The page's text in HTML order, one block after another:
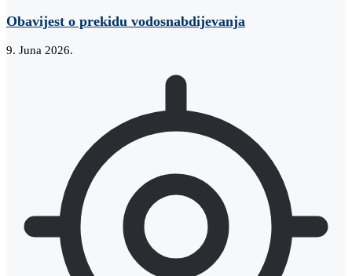
Obavijest o prekidu vodosnabdijevanja
9. Juna 2026.